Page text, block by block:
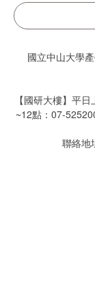
國立中山大學
【國研大樓】平
~12點：07-
聯絡地